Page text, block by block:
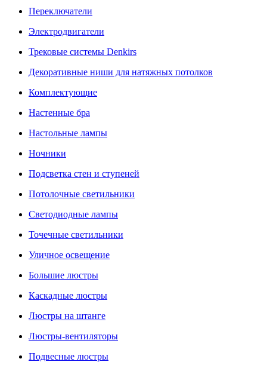
Переключатели
Электродвигатели
Трековые системы Denkirs
Декоративные ниши для натяжных потолков
Комплектующие
Настенные бра
Настольные лампы
Ночники
Подсветка стен и ступеней
Потолочные светильники
Светодиодные лампы
Точечные светильники
Уличное освещение
Большие люстры
Каскадные люстры
Люстры на штанге
Люстры-вентиляторы
Подвесные люстры